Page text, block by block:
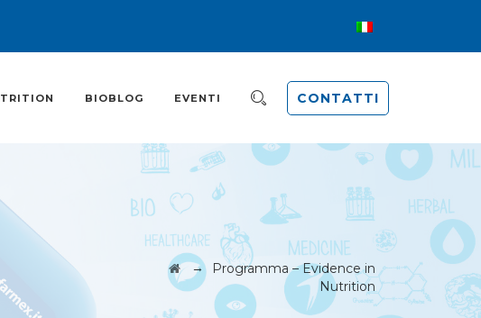
CONTATTI
BIOBLOG EVENTI
→ Programma – Evidence in
Nutrition